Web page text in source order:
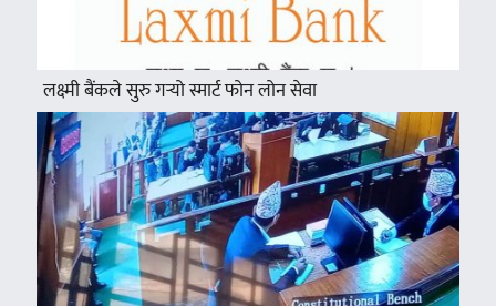
लक्ष्मी बैंकले सुरु गर्‍यो स्मार्ट फोन लोन सेवा